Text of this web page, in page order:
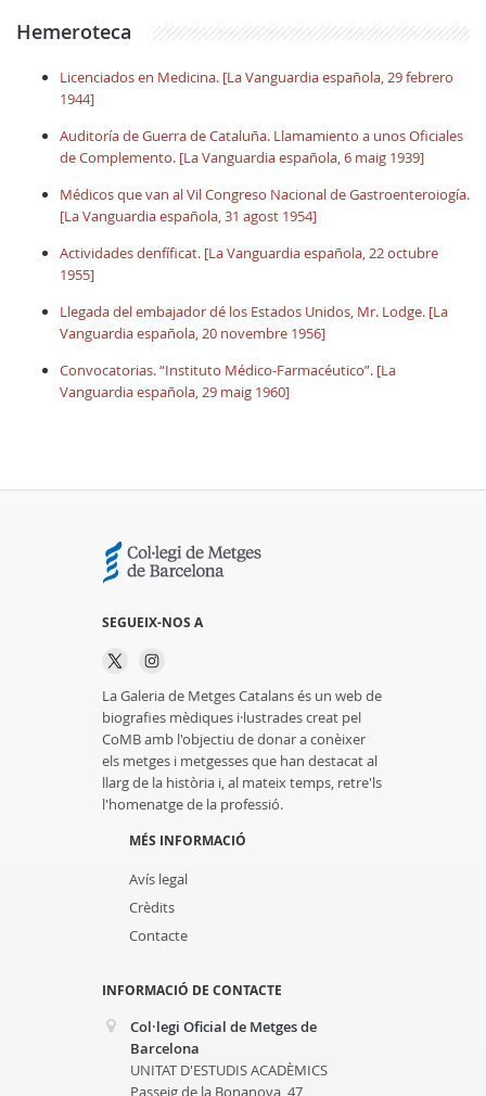
Hemeroteca
Licenciados en Medicina. [La Vanguardia española, 29 febrero
1944]
Auditoría de Guerra de Cataluña. Llamamiento a unos Oficiales
de Complemento. [La Vanguardia española, 6 maig 1939]
Médicos que van al Vil Congreso Nacional de Gastroenteroiogía.
[La Vanguardia española, 31 agost 1954]
Actividades denfíficat. [La Vanguardia española, 22 octubre
1955]
Llegada del embajador dé los Estados Unidos, Mr. Lodge. [La
Vanguardia española, 20 novembre 1956]
Convocatorias. “Instituto Médico-Farmacéutico”. [La
Vanguardia española, 29 maig 1960]
SEGUEIX-NOS A
La Galeria de Metges Catalans és un web de
biografies mèdiques i·lustrades creat pel
CoMB amb l'objectiu de donar a conèixer
els metges i metgesses que han destacat al
llarg de la història i, al mateix temps, retre'ls
l'homenatge de la professió.
MÉS INFORMACIÓ
Avís legal
Crèdits
Contacte
INFORMACIÓ DE CONTACTE
Col·legi Oficial de Metges de
Barcelona
UNITAT D'ESTUDIS ACADÈMICS
Passeig de la Bonanova, 47